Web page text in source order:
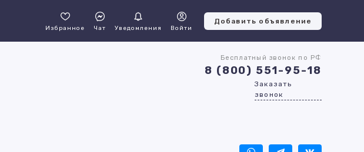
Избранное Чат Уведомления Войти
Добавить объявление
Бесплатный звонок по РФ
8 (800) 551-95-18
Заказать
звонок